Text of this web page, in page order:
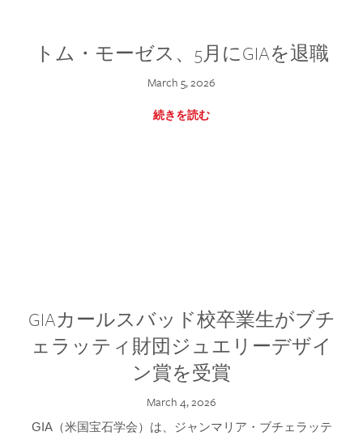
トム・モーゼス、5月にGIAを退職
March 5, 2026
続きを読む
GIAカールスバッド校卒業生がブチ
ェラッティ財団ジュエリーデザイ
ン賞を受賞
March 4, 2026
GIA（米国宝石学会）は、ジャンマリア・ブチェラッテ